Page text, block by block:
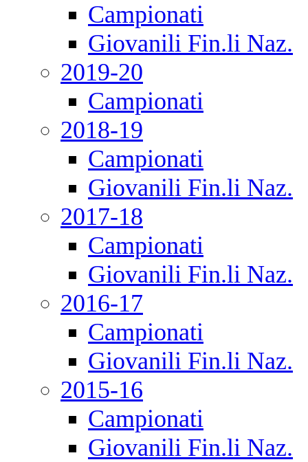
Campionati
Giovanili Fin.li Naz.
2019-20
Campionati
2018-19
Campionati
Giovanili Fin.li Naz.
2017-18
Campionati
Giovanili Fin.li Naz.
2016-17
Campionati
Giovanili Fin.li Naz.
2015-16
Campionati
Giovanili Fin.li Naz.